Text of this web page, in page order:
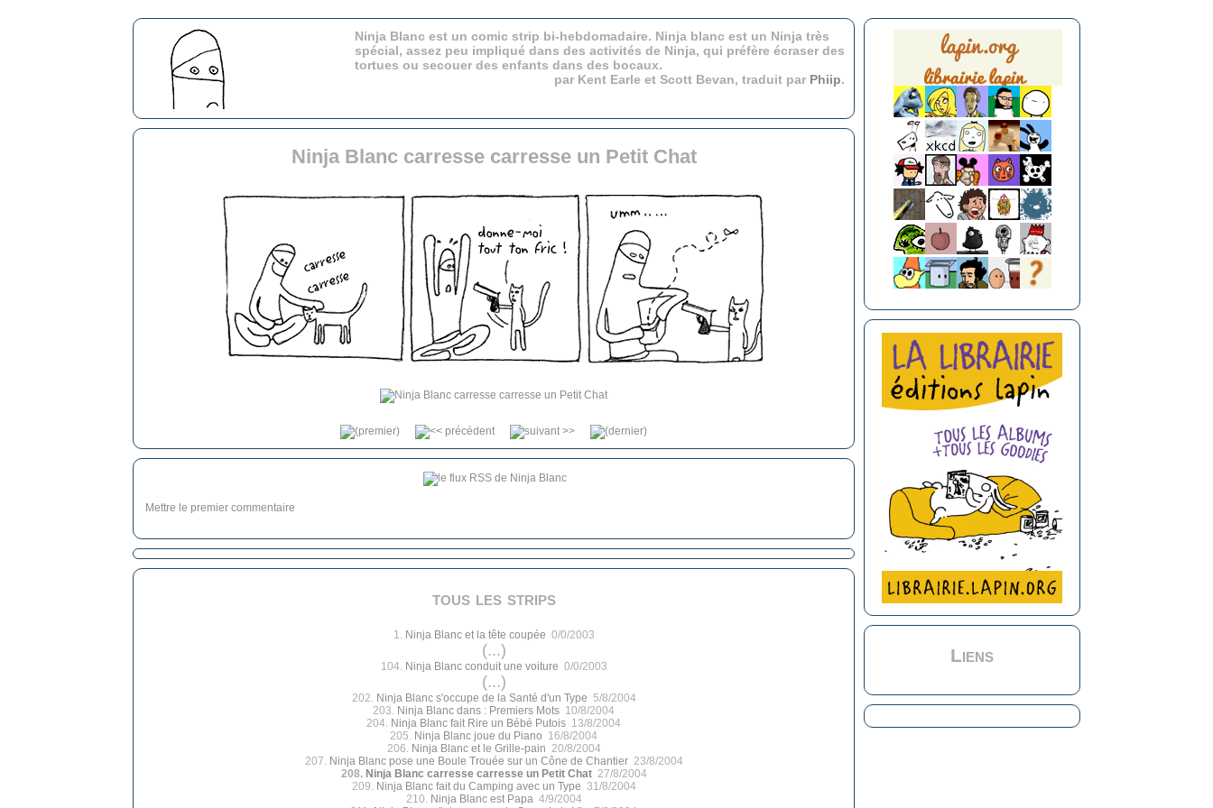
Ninja Blanc est un comic strip bi-hebdomadaire. Ninja blanc est un Ninja très
spécial, assez peu impliqué dans des activités de Ninja, qui préfère écraser des
tortues ou secouer des enfants dans des bocaux.
par Kent Earle et Scott Bevan, traduit par Phiip.
Ninja Blanc carresse carresse un Petit Chat
Mettre le premier commentaire
tous les strips
1. Ninja Blanc et la tête coupée 0/0/2003
(...)
104. Ninja Blanc conduit une voiture 0/0/2003
(...)
202. Ninja Blanc s'occupe de la Santé d'un Type 5/8/2004
203. Ninja Blanc dans : Premiers Mots 10/8/2004
204. Ninja Blanc fait Rire un Bébé Putois 13/8/2004
205. Ninja Blanc joue du Piano 16/8/2004
206. Ninja Blanc et le Grille-pain 20/8/2004
207. Ninja Blanc pose une Boule Trouée sur un Cône de Chantier23/8/2004
208. Ninja Blanc carresse carresse un Petit Chat 27/8/2004
209. Ninja Blanc fait du Camping avec un Type 31/8/2004
210. Ninja Blanc est Papa 4/9/2004
Liens